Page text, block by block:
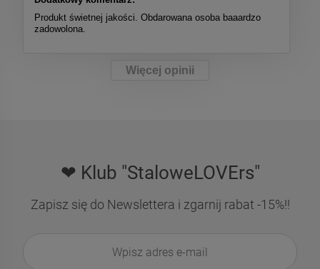
Produkt świetnej jakości. Obdarowana osoba baaardzo
zadowolona.
Więcej opinii
❤ Klub "StaloweLOVErs"
Zapisz się do Newslettera i zgarnij rabat -15%!!